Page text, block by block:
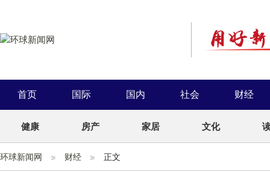
首页 国际 国内 社会 财经
健康 房产 家居 文化
环球新闻网 财经 正文